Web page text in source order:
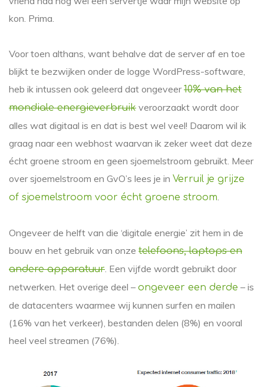
kon. Prima.
Voor toen althans, want behalve dat de server af en toe
blijkt te bezwijken onder de logge WordPress-software,
heb ik intussen ook geleerd dat ongeveer10% van het
mondiale energieverbruik veroorzaakt wordt door
alles wat digitaal is en dat is best wel veel! Daarom wil ik
graag naar een webhost waarvan ik zeker weet dat deze
écht groene stroom en geen sjoemelstroom gebruikt. Meer
over sjoemelstroom en GvO’s lees je in Verruil je grijze
of sjoemelstroom voor écht groene stroom.
Ongeveer de helft van die ‘digitale energie’ zit hem in de
bouw en het gebruik van onze telefoons, laptops en
andere apparatuur. Een vijfde wordt gebruikt door
netwerken. Het overige deel – ongeveer een derde – is
de datacenters waarmee wij kunnen surfen en mailen
(16% van het verkeer), bestanden delen (8%) en vooral
heel veel streamen (76%).